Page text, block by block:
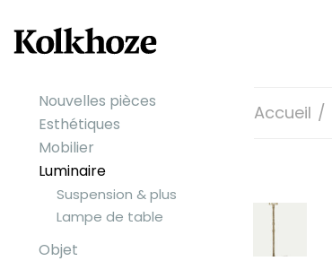
Nouvelles pièces
Esthétiques
Mobilier
Luminaire
Suspension & plus
Lampe de table
Objet
Accueil /